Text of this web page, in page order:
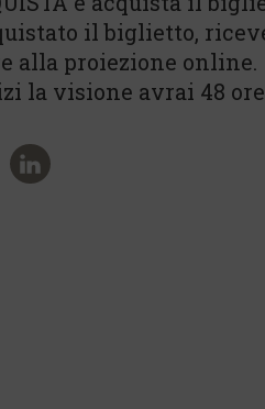
il biglietto,
alla proiezione online.
la visione avrai 48